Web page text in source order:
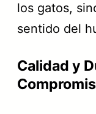
los gatos,
sentido del
Calidad y